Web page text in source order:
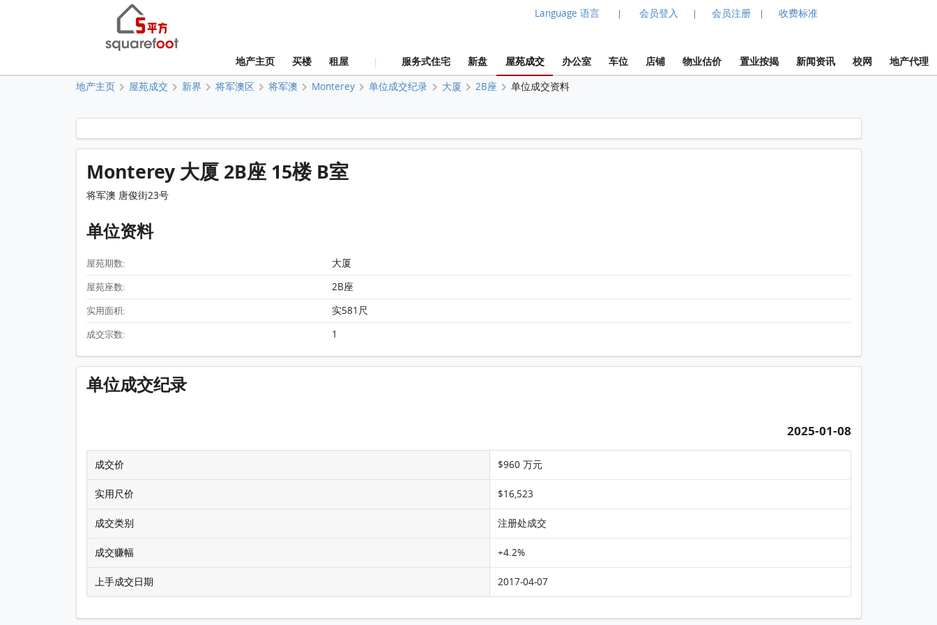
Language 语言 | 会员登入 | 会员注册 | 收费标准
地产主页 买楼 租屋 | 服务式住宅 新盘 屋苑成交 办公室 车位 店铺 物业估价 置业按揭 新闻资讯 校网 地产代理
地产主页 屋苑成交 新界 将军澳区 将军澳 Monterey 单位成交纪录 大厦 2B座 单位成交资料
Monterey 大厦 2B座 15楼 B室 平面图
Monterey 大厦 2B座 15楼 B室
将军澳 唐俊街23号
单位资料
屋苑期数: 大厦
屋苑座数: 2B座
实用面积: 实581尺
成交宗数: 1
单位成交纪录
2025-01-08
成交价 $960 万元
实用尺价 $16,523
成交类别 注册处成交
成交赚幅 +4.2%
上手成交日期 2017-04-07